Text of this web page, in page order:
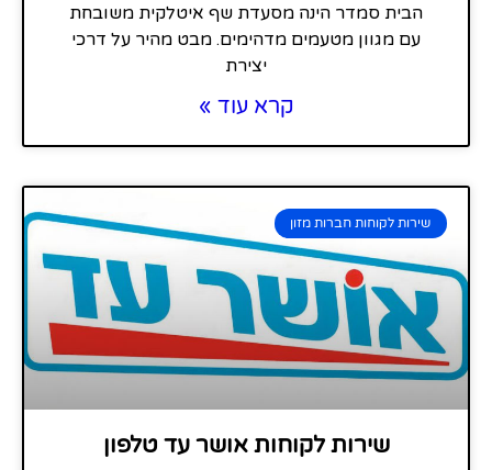
הבית סמדר הינה מסעדת שף איטלקית משובחת
עם מגוון מטעמים מדהימים. מבט מהיר על דרכי
יצירת
קרא עוד »
שירות לקוחות חברות מזון
שירות לקוחות אושר עד טלפון